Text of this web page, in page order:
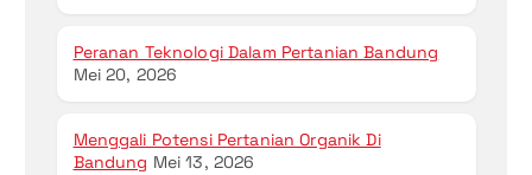
Peranan Teknologi Dalam Pertanian Bandung
Mei 20, 2026
Menggali Potensi Pertanian Organik Di
Bandung Mei 13, 2026